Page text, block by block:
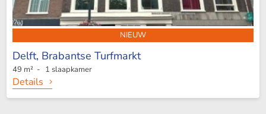
NIEUW
Delft, Brabantse Turfmarkt
49 m² - 1 slaapkamer
Details